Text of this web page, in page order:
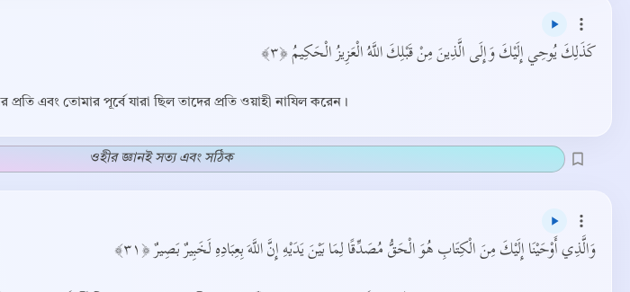
كَذَلِكَ يُوحِي إِلَيْكَ وَإِلَى الَّذِينَ مِنْ قَبْلِكَ اللَّهُ الْعَزِيزُ الْحَكِيمُ ﴿٣﴾
প্রতি এবং তোমার পূর্বে যারা ছিল তাদের প্রতি ওয়াহী নাযিল করেন।
ওহীর জ্ঞানই সত্য এবং সঠিক
وَالَّذِي أَوْحَيْنَا إِلَيْكَ مِنَ الْكِتَابِ هُوَ الْحَقُّ مُصَدِّقًا لِمَا بَيْنَ يَدَيْهِ إِنَّ اللَّهَ بِعِبَادِهِ لَخَبِيرٌ بَصِيرٌ ﴿٣١﴾